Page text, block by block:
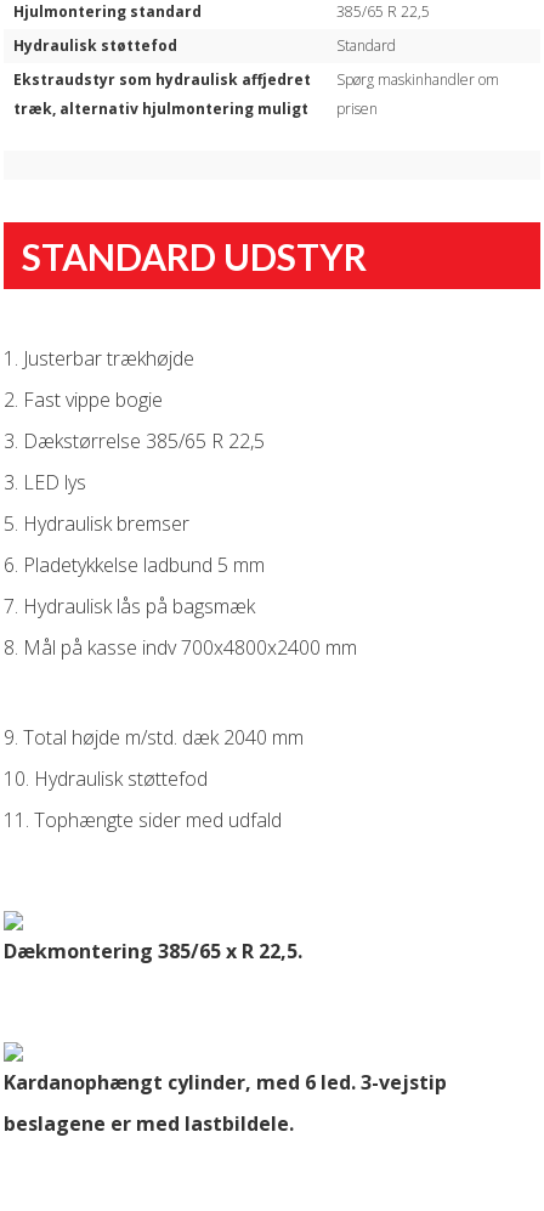
Hjulmontering standard
385/65 R 22,5
Hydraulisk støttefod
Standard
Ekstraudstyr som hydraulisk affjedret
træk, alternativ hjulmontering muligt
Spørg maskinhandler om
prisen
STANDARD UDSTYR
1. Justerbar trækhøjde
2. Fast vippe bogie
3. Dækstørrelse 385/65 R 22,5
3. LED lys
5. Hydraulisk bremser
6. Pladetykkelse ladbund 5 mm
7. Hydraulisk lås på bagsmæk
8. Mål på kasse indv 700x4800x2400 mm
9. Total højde m/std. dæk 2040 mm
10. Hydraulisk støttefod
11. Tophængte sider med udfald
Dækmontering 385/65 x R 22,5.
Kardanophængt cylinder, med 6 led. 3-vejstip
beslagene er med lastbildele.